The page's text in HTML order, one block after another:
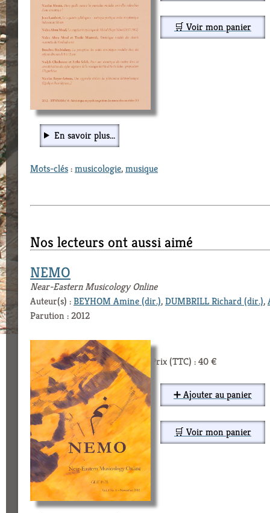
🛒 Voir mon panier
En savoir plus...
Mots-clés:musicologie,musique
Nos lecteurs ont aussi aimé
NEMO
Near-Eastern Musicology Online
Auteur(s) :BEYHOM Amine (dir.),DUMBRILL Richard (dir.),
Parution : 2012
Prix (TTC) : 40 €
➕ Ajouter au panier
🛒 Voir mon panier